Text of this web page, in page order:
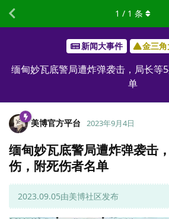
新闻大事件 金三
缅甸妙瓦底警局遭炸弹袭击，局长等
单
1 / 1 条
美博官方平台 2023年9月4日
缅甸妙瓦底警局遭炸弹袭击
伤，附死伤者名单
2023.09.05由美博社区发布